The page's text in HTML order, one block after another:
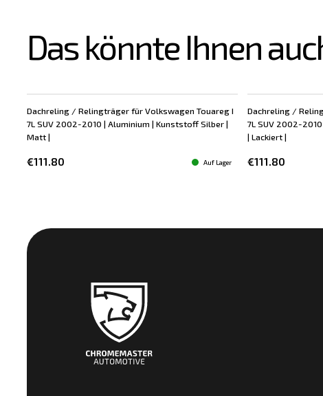
Das könnte Ihnen
Dachreling / Relingträger für Volkswagen Touareg I
7L SUV 2002-2010 | Aluminium | Kunststoff Silber |
Matt |
€111.80 Auf Lager
Dachreling /
7L SUV 2002-
| Lackiert |
€111.80